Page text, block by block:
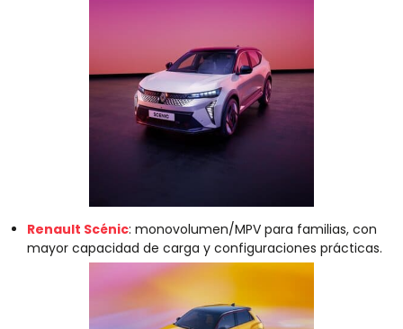
Renault Scénic: monovolumen/MPV para familias, con
mayor capacidad de carga y configuraciones prácticas.